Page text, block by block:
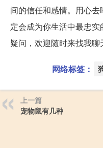
间的信任和感情。用心
定会成为你生活中最忠
疑问，欢迎随时来找我聊
网络标签：
上一篇
宠物鼠有几种